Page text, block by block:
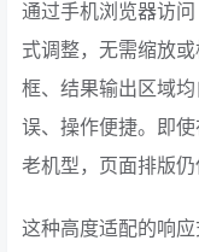
通过手机浏览器访
式调整，无需缩放
框、结果输出区域
误、操作便捷。即
老机型，页面排版仍
这种高度适配的响